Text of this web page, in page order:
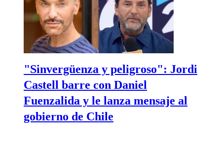
"Sinvergüenza y peligroso": Jordi
Castell barre con Daniel
Fuenzalida y le lanza mensaje al
gobierno de Chile